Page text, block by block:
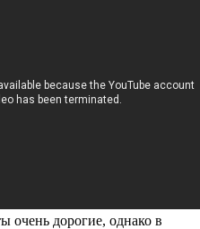
очень дорогие, однако в